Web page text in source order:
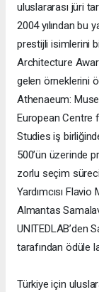
uluslararası jüri
2004 yılından bu
prestijli isimlerini
Architecture
gelen örneklerini
Athenaeum:
European Centre
Studies iş
500’ün üzerinde
zorlu seçim
Yardımcısı
Almantas
UNITEDLAB’den
tarafından ödüle
Türkiye için